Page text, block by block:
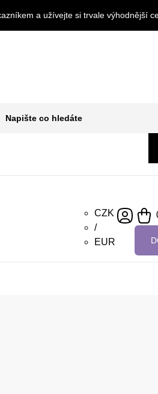
a užívejte si trvale výhodnější
CZK
/
EUR